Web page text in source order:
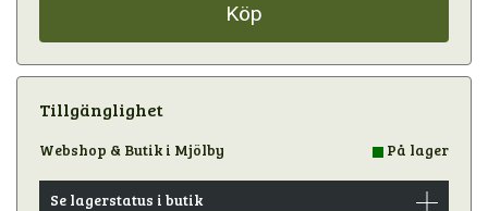
Köp
Tillgänglighet
Webshop & Butik i Mjölby På lager
Se lagerstatus i butik